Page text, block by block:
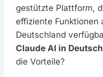
gestützte Plattform,
effiziente Funktionen
Deutschland
Claude AI in
die Vorteile?